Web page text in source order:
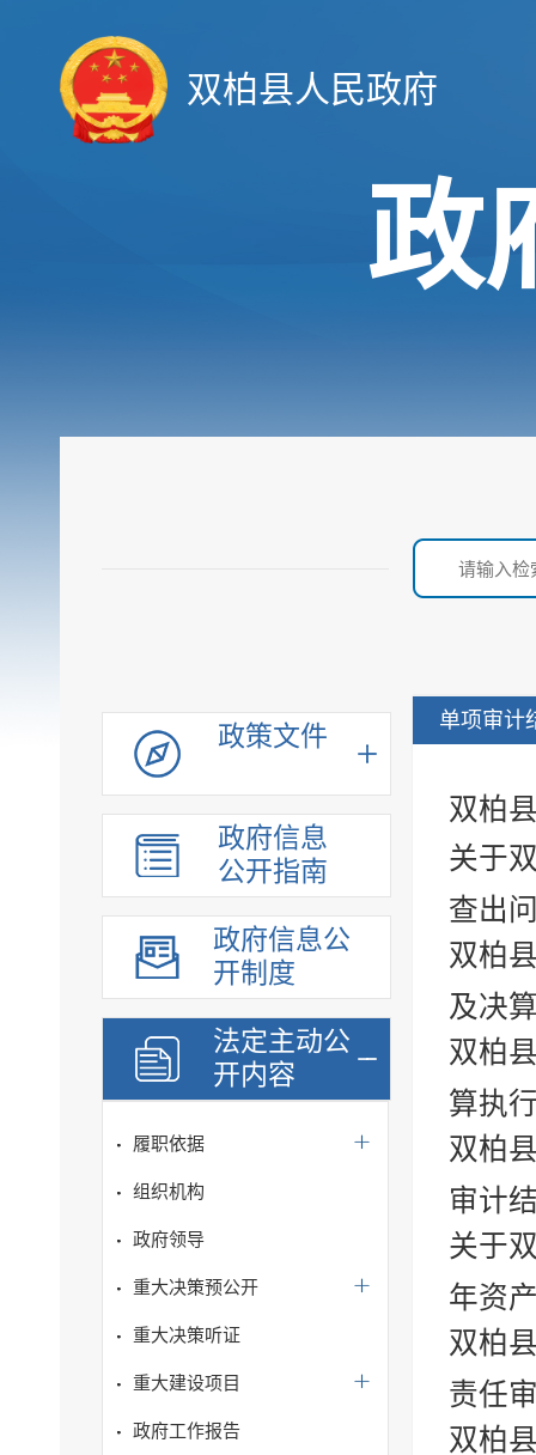
双柏县人民政府
政
政策文件
政府信息
公开指南
政府信息公
开制度
法定主动公
开内容
履职依据
组织机构
政府领导
重大决策预公开
重大决策听证
重大建设项目
政府工作报告
单项审计
双柏
关于
查出
双柏
及决
双柏
算执
双柏
审计
关于
年资
双柏
责任
双柏